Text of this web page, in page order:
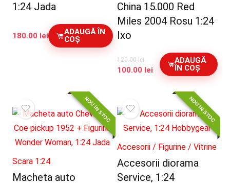
1:24 Jada
180.00 lei
ADAUGĂ ÎN
COȘ
China 15.000 Red
Miles 2004 Rosu 1:24
Ixo
120.00lei
Prețul
120.00 lei.
100.00 lei Prețul
100.00 lei.
ADAUGĂ
ÎN COȘ
NOU IN STOC
Scara 1:24
Macheta auto
NOU IN STOC
Accesorii / Figurine / Vitrine
Accesorii diorama
Service, 1:24